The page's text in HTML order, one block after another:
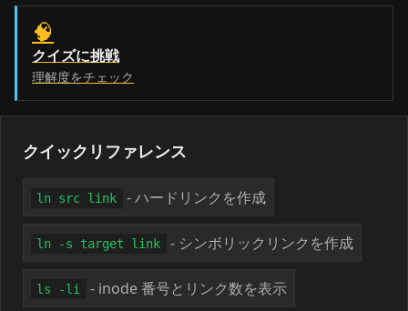
🧠
クイズに挑戦
理解度をチェック
クイックリファレンス
ln src link - ハードリンクを作成
ln -s target link - シンボリックリンクを作成
ls -li - inode 番号とリンク数を表示